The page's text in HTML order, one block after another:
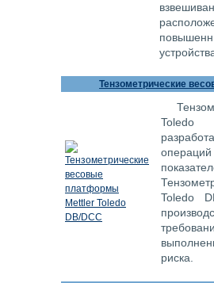
Тензометрические
Toledo
Toledo
риска.